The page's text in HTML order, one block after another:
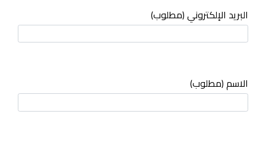
البريد الإلكتروني (مطلوب)
الاسم (مطلوب)